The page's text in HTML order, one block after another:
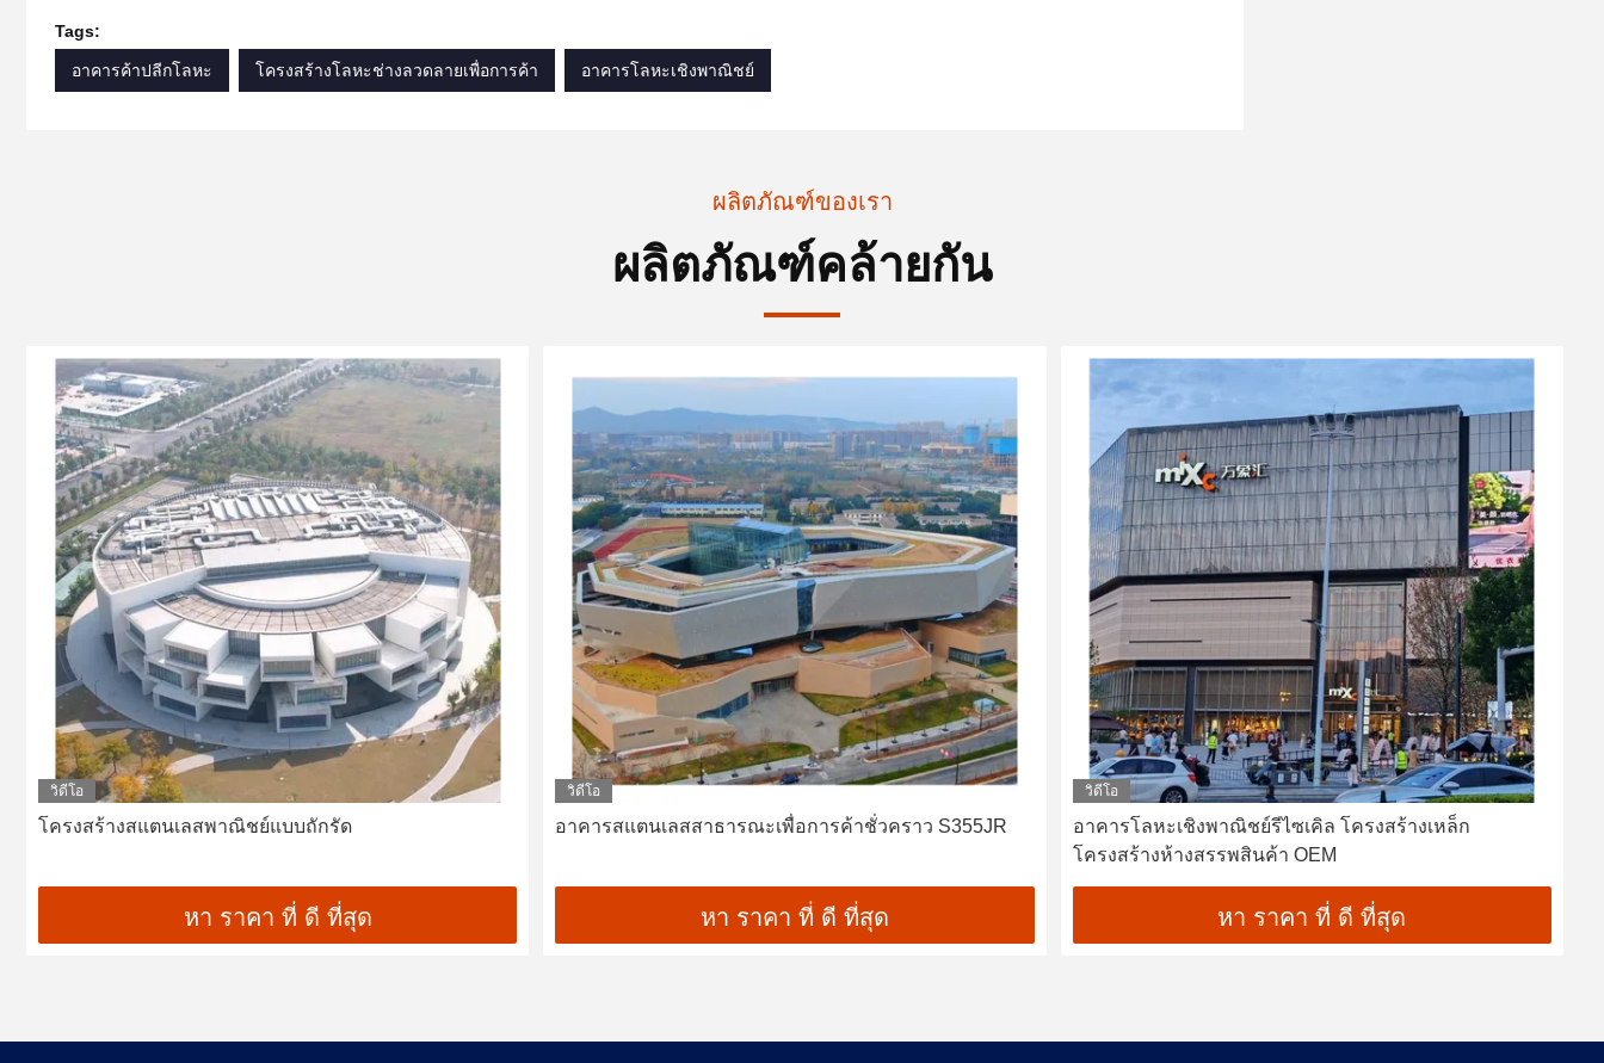
Tags:
อาคารค้าปลีกโลหะ โครงสร้างโลหะช่างลวดลายเพื่อการค้า อาคารโลหะเชิงพาณิชย์
ผลิตภัณฑ์ของเรา
ผลิตภัณฑ์คล้ายกัน
วิดีโอ
โครงสร้างสแตนเลสพาณิชย์แบบถักรัด
หา ราคา ที่ ดี ที่สุด
วิดีโอ
อาคารสแตนเลสสาธารณะเพื่อการค้าชั่วคราว S355JR
หา ราคา ที่ ดี ที่สุด
วิดีโอ
อาคารโลหะเชิงพาณิชย์รีไซเคิล โครงสร้างเหล็ก
โครงสร้างห้างสรรพสินค้า OEM
หา ราคา ที่ ดี ที่สุด